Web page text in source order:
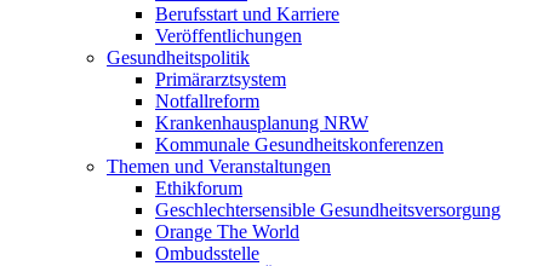
Berufsstart und Karriere
Veröffentlichungen
Gesundheitspolitik
Primärarztsystem
Notfallreform
Krankenhausplanung NRW
Kommunale Gesundheitskonferenzen
Themen und Veranstaltungen
Ethikforum
Geschlechtersensible Gesundheitsversorgung
Orange The World
Ombudsstelle